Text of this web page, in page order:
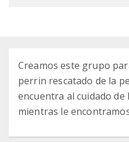
Creamos este grupo
perrin rescatado de la
encuentra al cuidado de
mientras le